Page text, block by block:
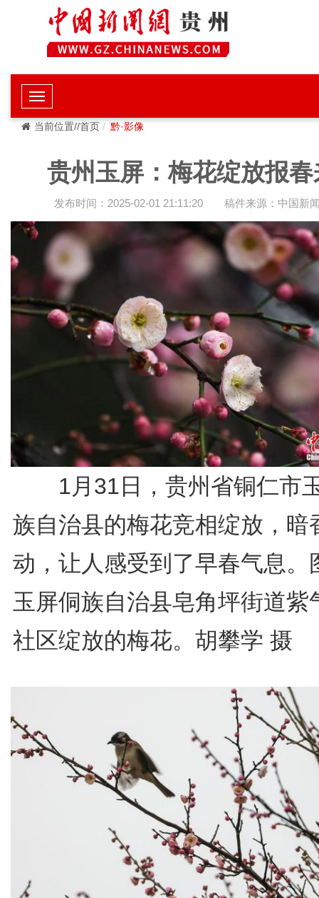
当前位置//首页 黔·影像
贵州玉屏：梅花绽放报春
发布时间：2025-02-01 21:11:20 稿件来源：中国新
1月31日，贵州省铜仁市
族自治县的梅花竞相绽放，暗
动，让人感受到了早春气息。
玉屏侗族自治县皂角坪街道紫
社区绽放的梅花。胡攀学 摄